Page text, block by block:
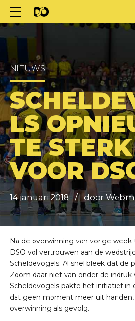
NIEUWS
LS
TE STERK
VOOR
14 januari 2018 door
Na de overwinning van vorige week
DSO vol vertrouwen aan de
Scheldevogels. Al snel bleek dat de
Zoom daar niet van onder de indruk
Scheldevogels pakte het initiatief in
dat geen moment meer uit handen,
overwinning als gevolg.